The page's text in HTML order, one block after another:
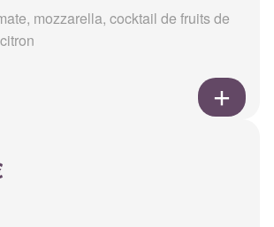
mozzarella, cocktail de fruits de